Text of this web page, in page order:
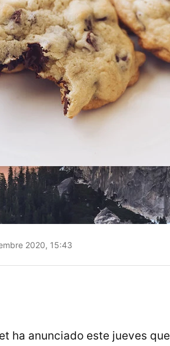
2020, 15:43
ha anunciado este jueves que